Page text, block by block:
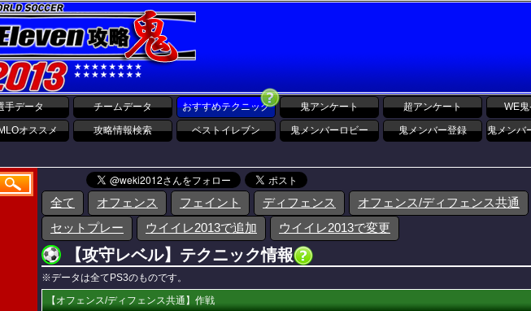
手データ チームデータ おすすめテクニック 鬼アンケート 超アンケート WE
オススメ 攻略情報検索 ベストイレブン 鬼メンバーロビー 鬼メンバー登録 鬼メンバ
全て オフェンス フェイント ディフェンス
オフェンス/ディフェンス共通
セットプレー
ウイイレ2013で追加 ウイイレ2013で変更
【攻守レベル】テクニック情報
※データは全てPS3のものです。
【オフェンス/ディフェンス共通】作戦